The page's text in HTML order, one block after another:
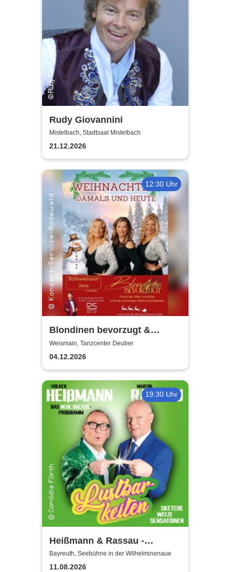
Rudy Giovannini
Mistelbach, Stadtsaal Mistelbach
21.12.2026
12:30 Uhr
Blondinen bevorzugt &
Ronny Söllner | Weihnachten
damals und heute
Weismain, Tanzcenter Deuber
04.12.2026
19:30 Uhr
Heißmann & Rassau -
Lustbarkeiten
Bayreuth, Seebühne in der Wilhelminenaue
11.08.2026